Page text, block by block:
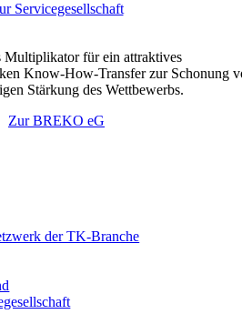
Servicegesellschaft
für ein attraktives
Know-How-Transfer zur Schonung
Stärkung des Wettbewerbs.
Zur BREKO eG
der TK-Branche